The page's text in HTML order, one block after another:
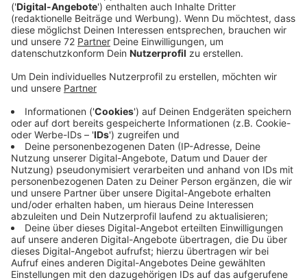
"Als wir 'Are You Lonely' schrieben, fragten wir uns,
warum wir uns von unseren guten Freunden entfernt
haben. Wann sind uns die guten Zeiten vom Leben
abhanden gekommen? Warum warten wir immer nur
darauf, dass sich jemand zuerst meldet? Wir sind es
leid, jeden Tag mit dem Gefühl leer und allein
aufzuwachen. Wir wollen uns wieder mit diesen
Menschen verbunden fühlen, die uns zum Lachen
bringen“ sagt Sänger Sam Getz. Hoffen wir, dass sie
sich auch in Zukunft solche Fragen stellen, damit
weiter so gute Musik dabei rauskommt
Anzeige